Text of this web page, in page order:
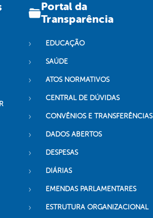
Portal da
Transparência
EDUCAÇÃO
SAÚDE
ATOS NORMATIVOS
CENTRAL DE DÚVIDAS
CONVÊNIOS E TRANSFERÊNCIAS
DADOS ABERTOS
DESPESAS
DIÁRIAS
EMENDAS PARLAMENTARES
ESTRUTURA ORGANIZACIONAL